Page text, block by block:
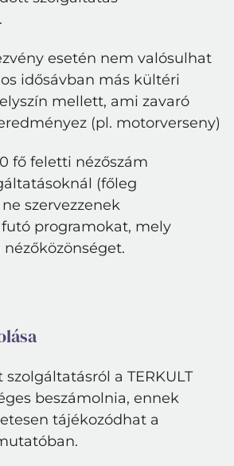
esetén nem valósulhat
idősávban más kültéri
mellett, ami zavaró
(pl. motorverseny)
fő feletti nézőszám
(főleg
szervezzenek
programokat, mely
a TERKULT
beszámolnia, ennek
tájékozódhat a